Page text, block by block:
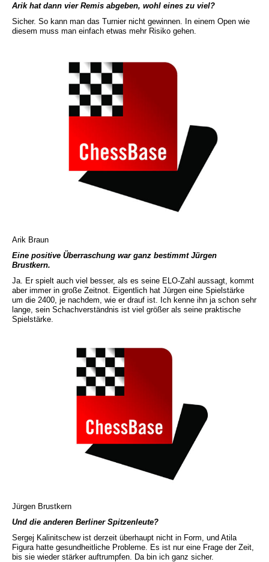
Arik hat dann vier Remis abgeben, wohl eines zu viel?
Sicher. So kann man das Turnier nicht gewinnen. In einem Open wie
diesem muss man einfach etwas mehr Risiko gehen.
Arik Braun
Eine positive Überraschung war ganz bestimmt Jürgen
Brustkern.
Ja. Er spielt auch viel besser, als es seine ELO-Zahl aussagt, kommt
aber immer in große Zeitnot. Eigentlich hat Jürgen eine Spielstärke
um die 2400, je nachdem, wie er drauf ist. Ich kenne ihn ja schon sehr
lange, sein Schachverständnis ist viel größer als seine praktische
Spielstärke.
Jürgen Brustkern
Und die anderen Berliner Spitzenleute?
Sergej Kalinitschew ist derzeit überhaupt nicht in Form, und Atila
Figura hatte gesundheitliche Probleme. Es ist nur eine Frage der Zeit,
bis sie wieder stärker auftrumpfen. Da bin ich ganz sicher.